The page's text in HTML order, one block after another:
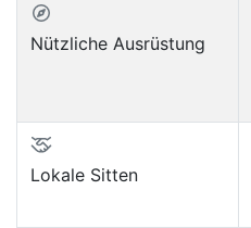
Nützliche Ausrüstung
Lokale Sitten